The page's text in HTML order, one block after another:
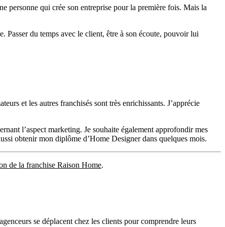
personne qui crée son entreprise pour la première fois. Mais la
Passer du temps avec le client, être à son écoute, pouvoir lui
et les autres franchisés sont très enrichissants. J’apprécie
l’aspect marketing. Je souhaite également approfondir mes
obtenir mon diplôme d’Home Designer dans quelques mois.
de la franchise Raison Home.
se déplacent chez les clients pour comprendre leurs